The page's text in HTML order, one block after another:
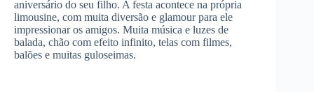
aniversário do seu filho. A festa acontece na própria
limousine, com muita diversão e glamour para ele
impressionar os amigos. Muita música e luzes de
balada, chão com efeito infinito, telas com filmes,
balões e muitas guloseimas.